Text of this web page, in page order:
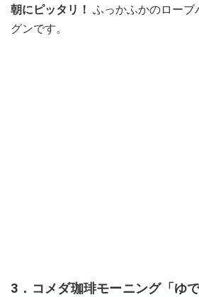
朝にピッタリ！ ふっかふかのローブ
グンです。
3．コメダ珈琲モーニング「ゆ